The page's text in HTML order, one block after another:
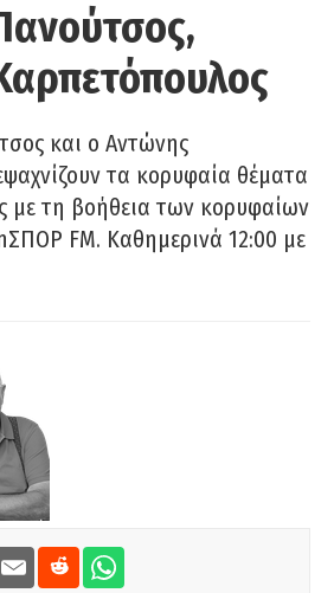
και ο Αντώνης
τα κορυφαία θέματα
με τη βοήθεια των κορυφαίων
FM. Καθημερινά 12:00 με